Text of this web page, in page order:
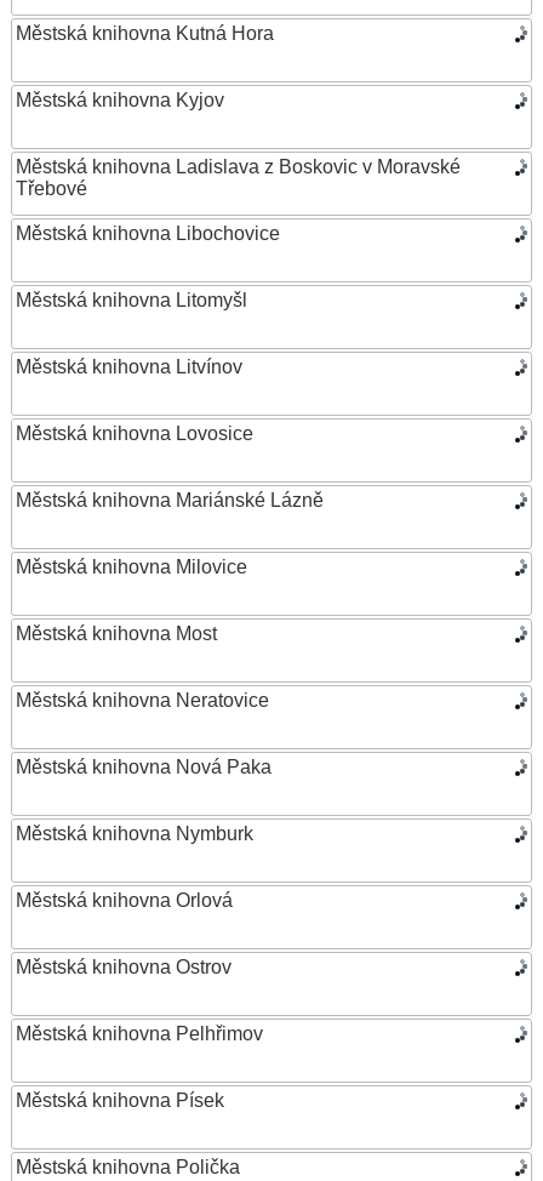
Městská knihovna Kutná Hora
Městská knihovna Kyjov
Městská knihovna Ladislava z Boskovic v Moravské
Třebové
Městská knihovna Libochovice
Městská knihovna Litomyšl
Městská knihovna Litvínov
Městská knihovna Lovosice
Městská knihovna Mariánské Lázně
Městská knihovna Milovice
Městská knihovna Most
Městská knihovna Neratovice
Městská knihovna Nová Paka
Městská knihovna Nymburk
Městská knihovna Orlová
Městská knihovna Ostrov
Městská knihovna Pelhřimov
Městská knihovna Písek
Městská knihovna Polička